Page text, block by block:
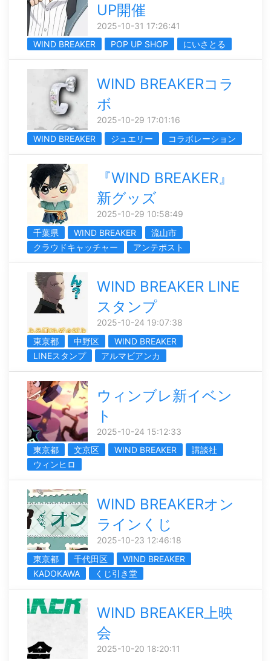
UP開催
2025-10-31 17:26:41
WIND BREAKER
POP UP SHOP にいさとる
WIND BREAKERコラ
ボ
2025-10-29 17:01:16
WIND BREAKER
ジュエリー コラボレーション
『WIND BREAKER』
新グッズ
2025-10-29 10:58:49
千葉県
WIND BREAKER
流山市
クラウドキャッチャー
アンテポスト
WIND BREAKER LINE
スタンプ
2025-10-24 19:07:38
東京都
中野区
WIND BREAKER
LINEスタンプ
アルマビアンカ
ウィンブレ新イベン
ト
2025-10-24 15:12:33
東京都
文京区 WIND BREAKER
講談社
ウィンヒロ
WIND BREAKERオン
ラインくじ
2025-10-23 12:46:18
東京都
千代田区
WIND BREAKER
KADOKAWA
くじ引き堂
WIND BREAKER上映
会
2025-10-20 18:20:11